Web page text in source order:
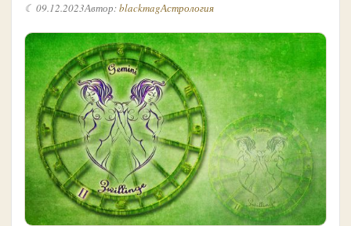
☾ 09.12.2023Автор:blackmagАстрология